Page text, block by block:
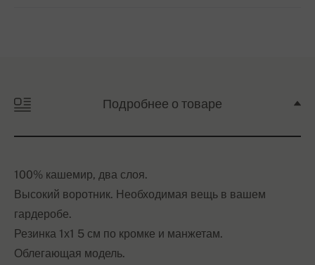
Подробнее о товаре
100% кашемир, два слоя.
Высокий воротник. Необходимая вещь в вашем
гардеробе.
Резинка 1х1 5 см по кромке и манжетам.
Облегающая модель.